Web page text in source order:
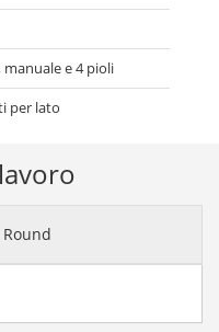
e 4 pioli
per lato